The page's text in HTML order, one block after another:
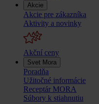
Akcie
Akcie pre zákazníka
Aktivity a novinky
Akční ceny
Svet Mora
Poradňa
Užitočné informácie
Receptár MORA
Súbory k stiahnutiu